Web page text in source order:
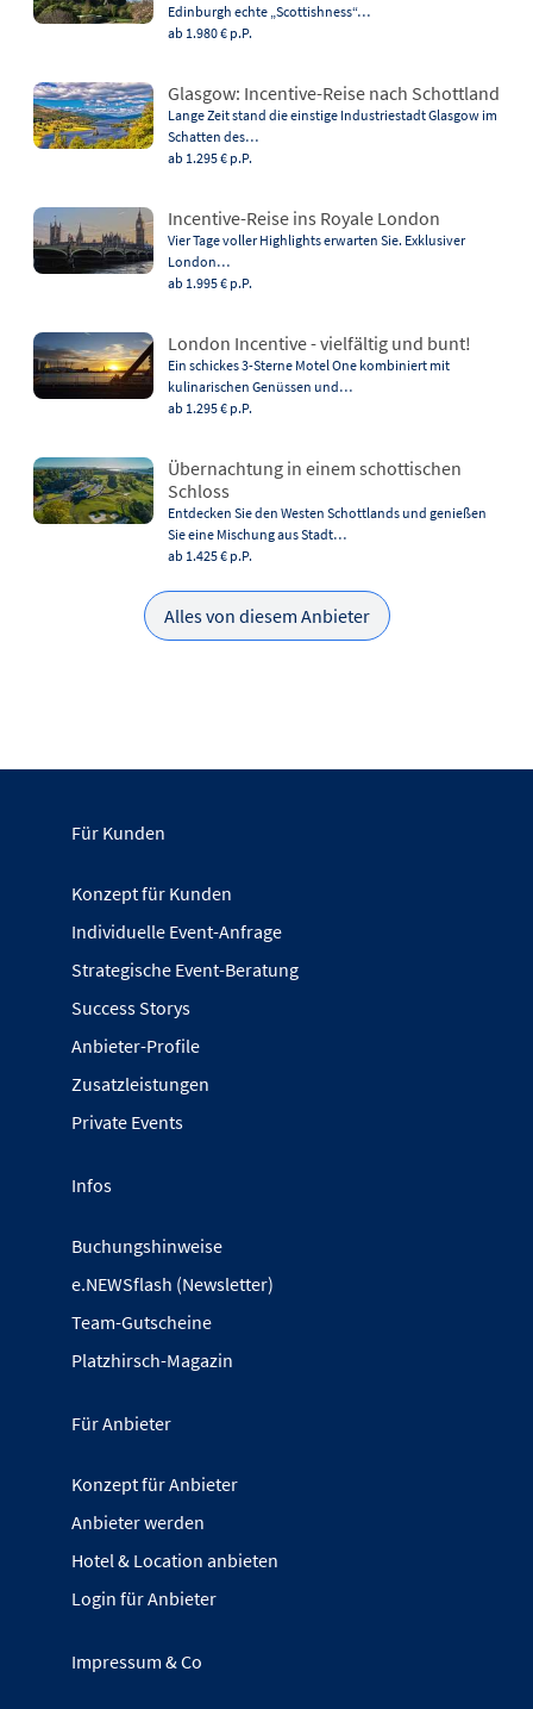
Edinburgh echte „Scottishness“…
ab 1.980 € p.P.
Glasgow: Incentive-Reise nach Schottland
Lange Zeit stand die einstige Industriestadt Glasgow im
Schatten des…
ab 1.295 € p.P.
Incentive-Reise ins Royale London
Vier Tage voller Highlights erwarten Sie. Exklusiver
London…
ab 1.995 € p.P.
London Incentive - vielfältig und bunt!
Ein schickes 3-Sterne Motel One kombiniert mit
kulinarischen Genüssen und…
ab 1.295 € p.P.
Übernachtung in einem schottischen
Schloss
Entdecken Sie den Westen Schottlands und genießen
Sie eine Mischung aus Stadt…
ab 1.425 € p.P.
Alles von diesem Anbieter
Für Kunden
Konzept für Kunden
Individuelle Event-Anfrage
Strategische Event-Beratung
Success Storys
Anbieter-Profile
Zusatzleistungen
Private Events
Infos
Buchungshinweise
e.NEWSflash (Newsletter)
Team-Gutscheine
Platzhirsch-Magazin
Für Anbieter
Konzept für Anbieter
Anbieter werden
Hotel & Location anbieten
Login für Anbieter
Impressum & Co